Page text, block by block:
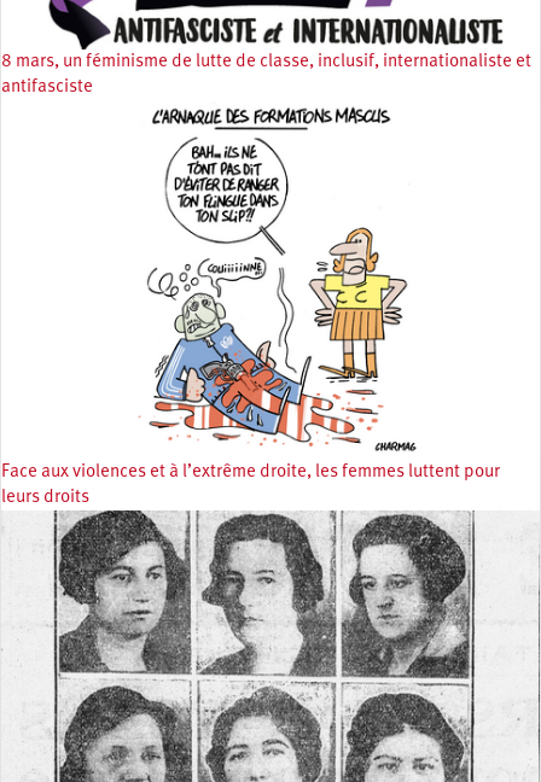
8 mars, un féminisme de lutte de classe, inclusif, internationaliste et
antifasciste
Face aux violences et à l’extrême droite, les femmes luttent pour
leurs droits